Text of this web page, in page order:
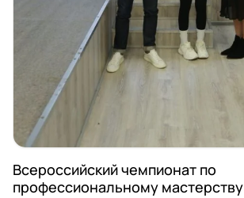
Всероссийский чемпионат по
профессиональному мастерству